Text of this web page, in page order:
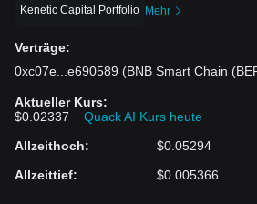
Kenetic Capital Portfolio Mehr
Verträge:
0xc07e
e690589 (BNB Smart Chain
Aktueller Kurs:
$0.02337
Quack AI Kurs heute
Allzeithoch:
$0.05294
Allzeittief: $0.005366